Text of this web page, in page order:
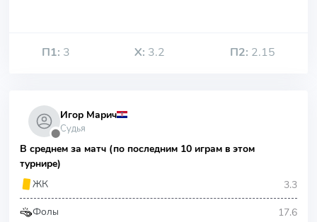
П1: 3 Х: 3.2 П2: 2.15
⬤
Игор Марич
Судья
В среднем за матч (по последним 10 играм в этом
турнире)
ЖК
3.3
Фолы 17.6